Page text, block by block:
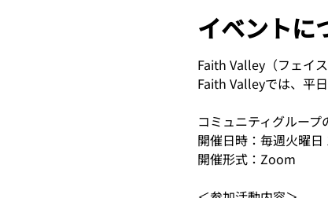
イベントに
Faith Valley（フェイ
Faith Valleyでは、平
コミュニティグルー
開催日時：毎週火曜
開催形式：Zoom